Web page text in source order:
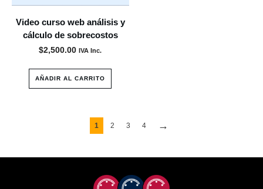
Video curso web análisis y
cálculo de sobrecostos
$2,500.00 IVA Inc.
AÑADIR AL CARRITO
1 2 3 4 →